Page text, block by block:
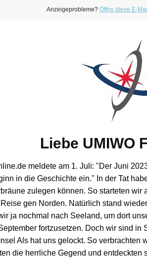
Anzeigeprobleme? Öffne diese E-
Liebe UMIWO
meldete am 1. Juli: "Der Juni
in die Geschichte ein." In der Tat
zulegen können. So starteten wir
gen Norden. Natürlich stand
ja nochmal nach Seeland, um dort
fortzusetzen. Doch wir sind
Als hat uns gelockt. So verbrachten
die herrliche Gegend und entdeckten